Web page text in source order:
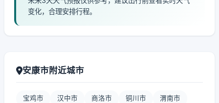
变化，合理安排行程。
安康市附近城市
宝鸡市 汉中市 商洛市 铜川市 渭南市